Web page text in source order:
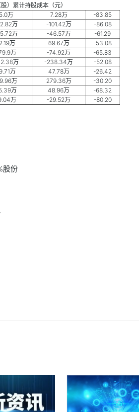
）累计持股成本（元）
万 7.28万
-83.85
万 -101.42万
-86.08
万 -46.57万
-61.29
万 69.67万
-53.08
万 -74.92万
-65.83
万 -238.34万
-52.08
万 47.78万
-26.42
万 279.36万
-30.20
万 48.96万
-68.32
万 -29.52万 -80.20
股份